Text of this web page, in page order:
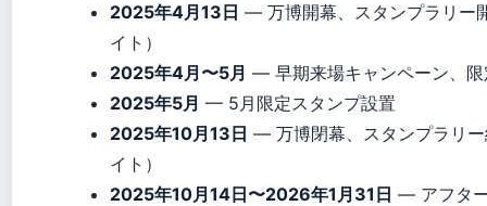
2025年4月13日 — 万博開幕、スタンプラリー
イト）
2025年4月〜5月 — 早期来場キャンペーン、
2025年5月 — 5月限定スタンプ設置
2025年10月13日 — 万博閉幕、スタンプラリ
イト）
2025年10月14日〜2026年1月31日 — アフタ